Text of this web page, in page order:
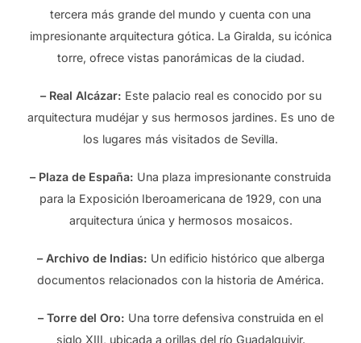
tercera más grande del mundo y cuenta con una
impresionante arquitectura gótica. La Giralda, su icónica
torre, ofrece vistas panorámicas de la ciudad.
– Real Alcázar: Este palacio real es conocido por su
arquitectura mudéjar y sus hermosos jardines. Es uno de
los lugares más visitados de Sevilla.
– Plaza de España: Una plaza impresionante construida
para la Exposición Iberoamericana de 1929, con una
arquitectura única y hermosos mosaicos.
– Archivo de Indias: Un edificio histórico que alberga
documentos relacionados con la historia de América.
– Torre del Oro: Una torre defensiva construida en el
siglo XIII, ubicada a orillas del río Guadalquivir.